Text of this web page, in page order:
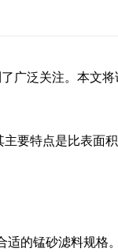
广泛关注。本文
要特点是比表面
的锰砂滤料规格。